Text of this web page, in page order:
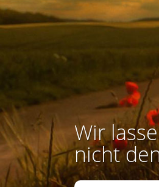
Wir
nicht